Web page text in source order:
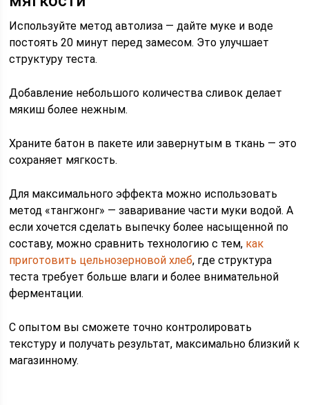
Используйте метод автолиза — дайте муке и воде
постоять 20 минут перед замесом. Это улучшает
структуру теста.
Добавление небольшого количества сливок делает
мякиш более нежным.
Храните батон в пакете или завернутым в ткань — это
сохраняет мягкость.
Для максимального эффекта можно использовать
метод «тангжонг» — заваривание части муки водой. А
если хочется сделать выпечку более насыщенной по
составу, можно сравнить технологию с тем, как
приготовить цельнозерновой хлеб, где структура
теста требует больше влаги и более внимательной
ферментации.
С опытом вы сможете точно контролировать
текстуру и получать результат, максимально близкий к
магазинному.